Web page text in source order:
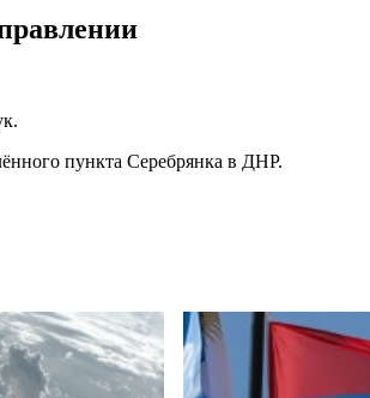
пункта Серебрянка в ДНР.